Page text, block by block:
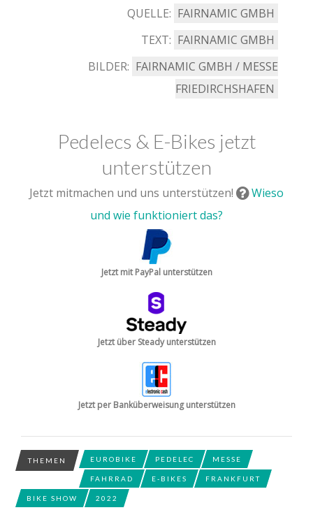
QUELLE: FAIRNAMIC GMBH
TEXT: FAIRNAMIC GMBH
BILDER: FAIRNAMIC GMBH / MESSE
FRIEDIRCHSHAFEN
Pedelecs & E-Bikes jetzt
unterstützen
Jetzt mitmachen und uns unterstützen!
Wieso
und wie funktioniert das?
Jetzt mit PayPal unterstützen
Jetzt über Steady unterstützen
Jetzt per Banküberweisung unterstützen
THEMEN EUROBIKE PEDELEC MESSE
FAHRRAD E-BIKES FRANKFURT
BIKE SHOW 2022